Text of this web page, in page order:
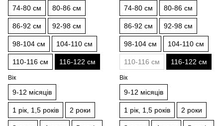
74-80 см 80-86 см
86-92 см 92-98 см
98-104 см 104-110 см
110-116 см 116-122 см
Вік
9-12 місяців
1 рік, 1,5 років 2 роки
74-80 см 80-86 см
86-92 см 92-98 см
98-104 см 104-110 см
110-116 см 116-122 см
Вік
9-12 місяців
1 рік, 1,5 років 2 роки